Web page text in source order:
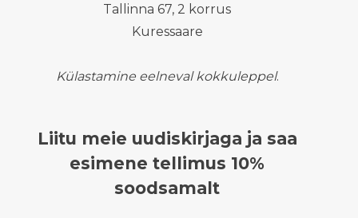
Tallinna 67, 2 korrus
Kuressaare
Külastamine eelneval kokkuleppel.
Liitu meie uudiskirjaga ja saa
esimene tellimus 10%
soodsamalt